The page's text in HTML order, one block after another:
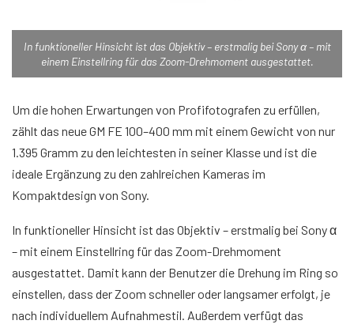
In funktioneller Hinsicht ist das Objektiv – erstmalig bei Sony α – mit
einem Einstellring für das Zoom-Drehmoment ausgestattet.
Um die hohen Erwartungen von Profifotografen zu erfüllen,
zählt das neue GM FE 100–400 mm mit einem Gewicht von nur
1.395 Gramm zu den leichtesten in seiner Klasse und ist die
ideale Ergänzung zu den zahlreichen Kameras im
Kompaktdesign von Sony.
In funktioneller Hinsicht ist das Objektiv – erstmalig bei Sony α
– mit einem Einstellring für das Zoom-Drehmoment
ausgestattet. Damit kann der Benutzer die Drehung im Ring so
einstellen, dass der Zoom schneller oder langsamer erfolgt, je
nach individuellem Aufnahmestil. Außerdem verfügt das